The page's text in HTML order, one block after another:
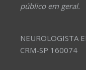
público em geral.
NEUROLOGISTA
CRM-SP 160074